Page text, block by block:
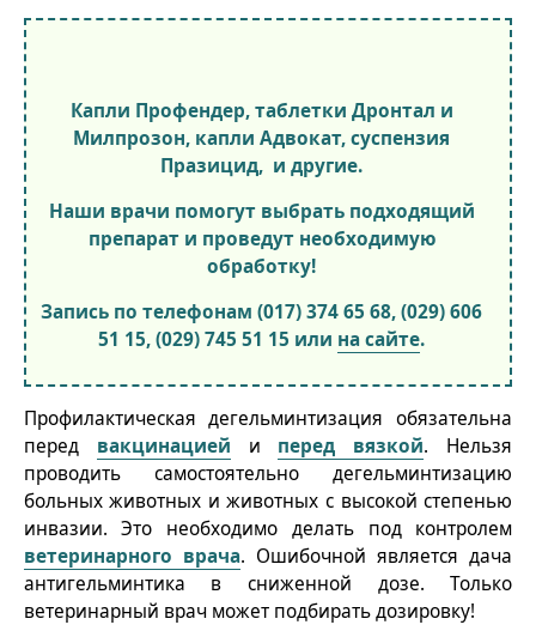
Капли Профендер, таблетки Дронтал и
Милпрозон, капли Адвокат, суспензия
Празицид, и другие.
Наши врачи помогут выбрать подходящий
препарат и проведут необходимую
обработку!
Запись по телефонам (017) 374 65 68, (029) 606
51 15, (029) 745 51 15 или на сайте.
Профилактическая дегельминтизация обязательна
перед вакцинацией и перед вязкой. Нельзя
проводить самостоятельно дегельминтизацию
больных животных и животных с высокой степенью
инвазии. Это необходимо делать под контролем
ветеринарного врача. Ошибочной является дача
антигельминтика в сниженной дозе. Только
ветеринарный врач может подбирать дозировку!